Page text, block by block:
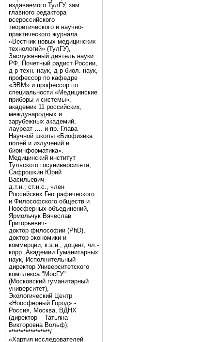
издаваемого ТулГУ, зам.
главного редактора
всероссийского
теоретического и научно-
практического журнала
«Вестник новых медицинских
технологий» (ТулГУ),
Заслуженный деятель науки
РФ, Почетный радист России,
д-р техн. наук, д-р биол. наук,
профессор по кафедре
«ЭВМ» и профессор по
специальности «Медицинские
приборы и системы»,
академик 11 российских,
международных и
зарубежных академий,
лауреат …. и пр. Глава
Научной школы «Биофизика
полей и излучений и
биоинформатика».
Медицинский институт
Тульского госуниверситета,
Сафрошкин Юрий
Васильевич-
д.т.н., ст.н.с., член
Российских Географического
и Философского обществ и
Ноосферных объединений,
Ярмольчук Вячеслав
Григорьевич-
доктор философии (PhD),
доктор экономики и
коммерции, к.э.н., доцент, чл.-
корр. Академии Гуманитарных
наук, Исполнительный
директор Университетского
комплекса "МосГУ"
(Московский гуманитарный
университет),
Экологический Центр
«Ноосферный Город» -
Россия, Москва, ВДНХ
(директор – Татьяна
Викторовна Вольф).
*****************/
«Хартия исследователей